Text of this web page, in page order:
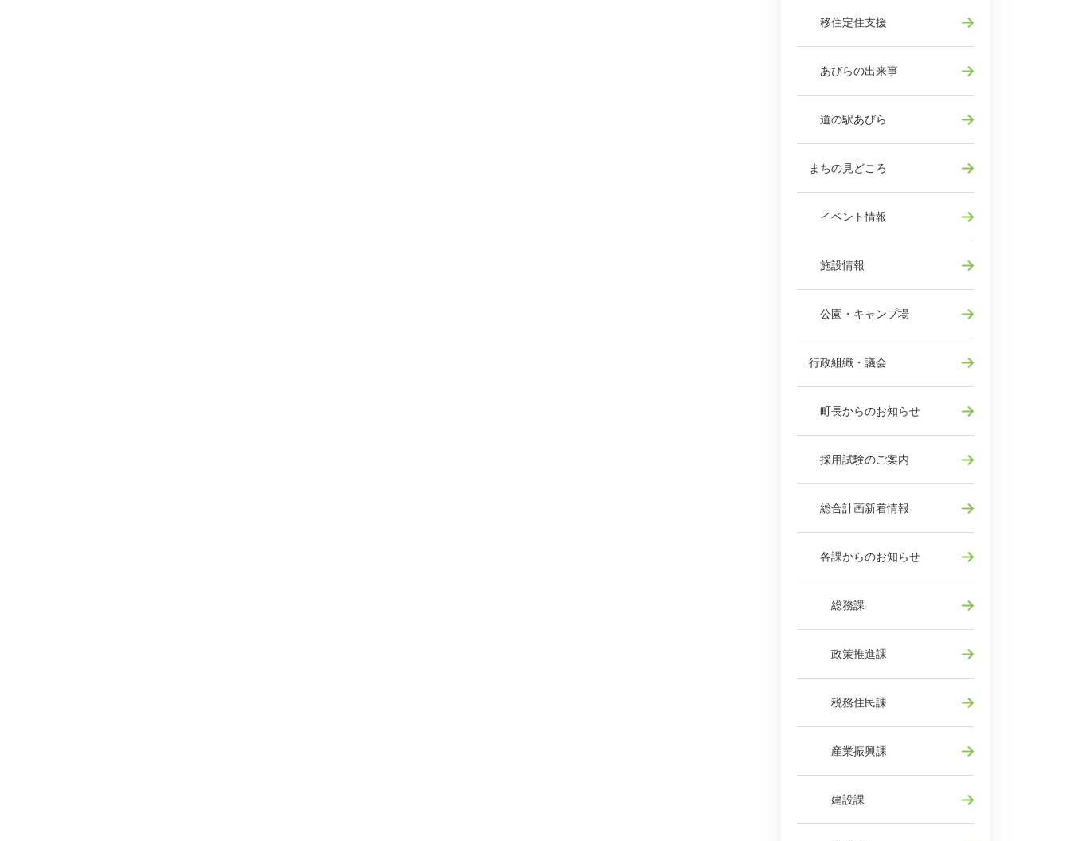
移住定住支援
あびらの出来事
道の駅あびら
まちの見どころ
イベント情報
施設情報
公園・キャンプ場
行政組織・議会
町長からのお知らせ
採用試験のご案内
総合計画新着情報
各課からのお知らせ
総務課
政策推進課
税務住民課
産業振興課
建設課